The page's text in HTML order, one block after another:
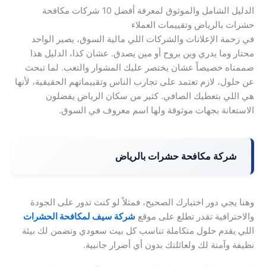
الدليل الشامل والموثوق لمعرفة أفضل 10 شركات مكافحة
حشرات بالرياض وتقييمات العملاء
في زحمة الإعلانات والشركات اللي مالية السوق، يصير الواحد
محتار وما يدري وين يروح أو مين يصدق. عشان كذا، الدليل هذا
صممناه خصيصاً عشان يختصر عليك المشوار والتعب. لما تبحث
عن حلول، لازم تعتمد على تجارب الناس وتقييماتهم الحقيقية، لأنها
هي اللي بتعطيك الصافي. كثير من سكان الرياض يفضلون
الاستعانة بجهات موثوقة ولها اسم معروف في السوق.
شركة مكافحة حشرات بالرياض
وهنا يجي دور اختيارك الصحيح، فمثلاً لو كنت تدور على الجودة
والاحترافية تقدر تطلع على موقع شركة سيف لمكافحة الحشرات
اللي يقدم حلول متكاملة تناسب كل بيت سعودي وتضمن لك بيئة
نظيفة وآمنة لك ولعائلتك بدون أي أضرار جانبية.